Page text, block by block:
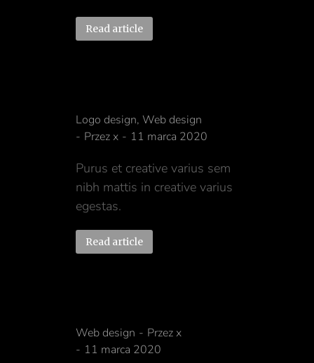
Read article
Logo design,Web design
Przezx 11 marca 2020
Purus et creative varius sem
nibh mattis in creative varius
egestas.
Read article
Web design Przezx
11 marca 2020